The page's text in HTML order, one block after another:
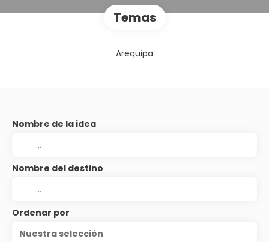
Temas
Arequipa
Nombre de la idea
Nombre del destino
Ordenar por
Nuestra selección